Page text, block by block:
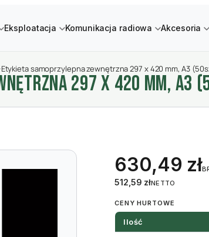
Eksploatacja Komunikacja radiowa Akcesoria
Etykieta samoprzylepna zewnętrzna 297 x 420 mm, A3
297 X 420 MM, A3
630,49 zł
512,59 złNETTO
CENY HURTOWE
Ilość